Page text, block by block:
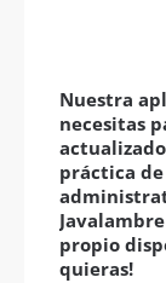
Nuestra
necesitas
práctica
propio
quieras!